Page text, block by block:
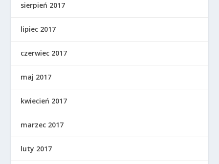
sierpień 2017
lipiec 2017
czerwiec 2017
maj 2017
kwiecień 2017
marzec 2017
luty 2017